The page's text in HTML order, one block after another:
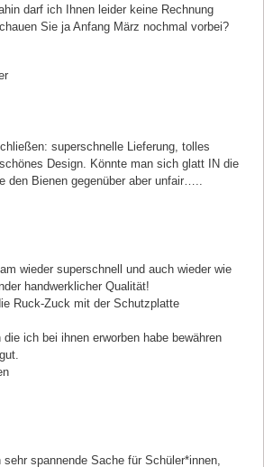
darf ich Ihnen leider keine Rechnung
Sie ja Anfang März nochmal vorbei?
superschnelle Lieferung, tolles
Design. Könnte man sich glatt IN die
den Bienen gegenüber aber unfair…..
wieder superschnell und auch wieder wie
handwerklicher Qualität!
Ruck-Zuck mit der Schutzplatte
ich bei ihnen erworben habe bewähren
spannende Sache für Schüler*innen,